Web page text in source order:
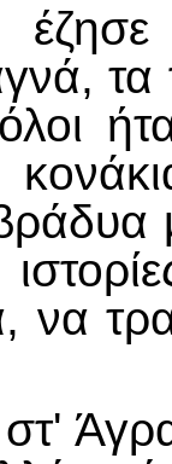
τα
να
στ'